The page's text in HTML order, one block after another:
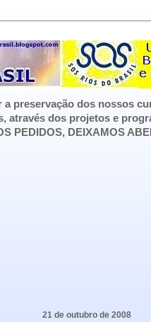
preservação dos nossos
através dos projetos e
PEDIDOS, DEIXAMOS
21 de outubro de 2008